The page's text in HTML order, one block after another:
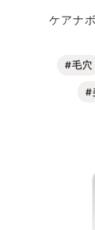
ケアナ
#毛穴
#